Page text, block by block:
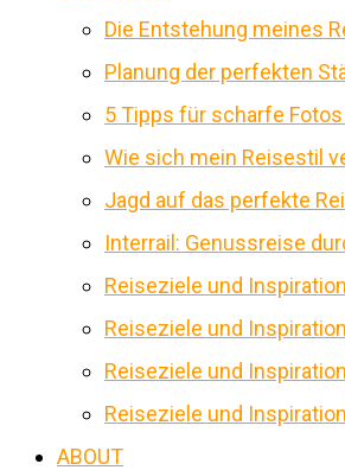
Die Entstehung meines
Planung der perfekten
5 Tipps für scharfe Fotos
Wie sich mein Reisestil
Jagd auf das perfekte
Interrail: Genussreise
Reiseziele und
Reiseziele und
Reiseziele und
Reiseziele und
ABOUT